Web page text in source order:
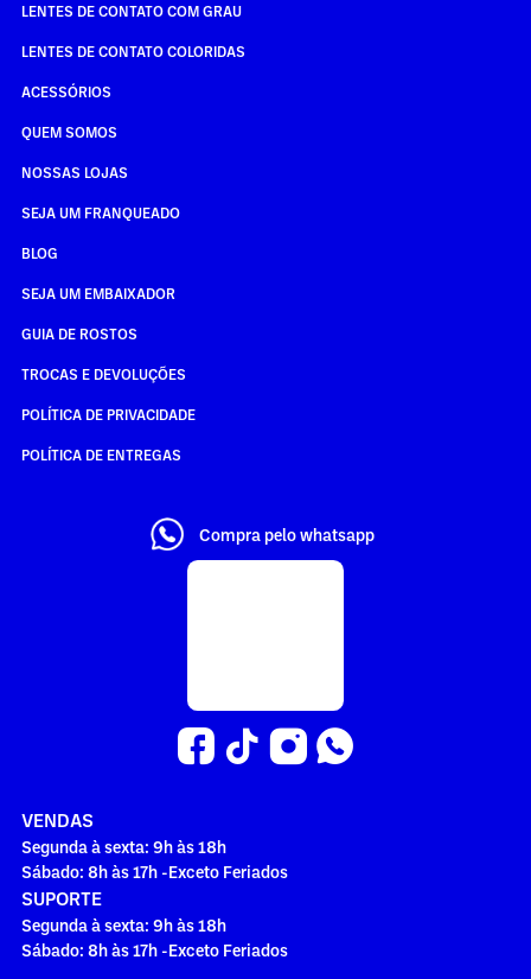
LENTES DE CONTATO COM GRAU
LENTES DE CONTATO COLORIDAS
ACESSÓRIOS
QUEM SOMOS
NOSSAS LOJAS
SEJA UM FRANQUEADO
BLOG
SEJA UM EMBAIXADOR
GUIA DE ROSTOS
TROCAS E DEVOLUÇÕES
POLÍTICA DE PRIVACIDADE
POLÍTICA DE ENTREGAS
Compra pelo whatsapp
VENDAS
Segunda à sexta: 9h às 18h
Sábado: 8h às 17h -Exceto Feriados
SUPORTE
Segunda à sexta: 9h às 18h
Sábado: 8h às 17h -Exceto Feriados